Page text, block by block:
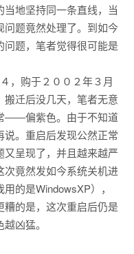
地坚持同一条直线，当
题竟然处理了。到如今
问题，笔者觉得很可能是
购于２００２年３月
迁后没几天，笔者无意
――偏紫色。由于不知道
。重启后发现公然正常
呈现了，并且越来越严
次竟然发如今系统关机进
的是WindowsXP），
的是，这次重启后仍是
凶猛。